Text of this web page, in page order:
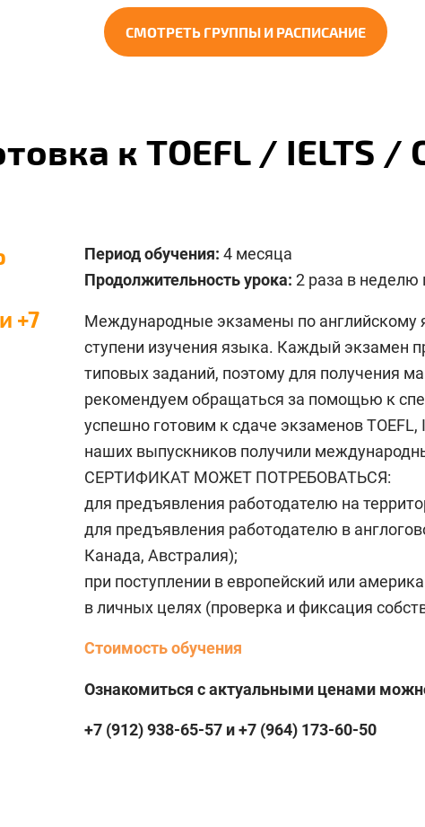
СМОТРЕТЬ ГРУППЫ И РАСПИСАНИЕ
к TOEFL / IELTS /
+7
Период обучения: 4 месяца
Продолжительность урока: 2 раза в неделю
Международные экзамены по английскому
ступени изучения языка. Каждый экзамен
типовых заданий, поэтому для получения
рекомендуем обращаться за помощью к
успешно готовим к сдаче экзаменов
наших выпускников получили
СЕРТИФИКАТ МОЖЕТ ПОТРЕБОВАТЬСЯ:
для предъявления работодателю на
для предъявления работодателю в
Канада, Австралия);
при поступлении в европейский или
в личных целях (проверка и фиксация
Стоимость обучения
Ознакомиться с актуальными ценами
+7 (912) 938-65-57 и +7 (964) 173-60-50